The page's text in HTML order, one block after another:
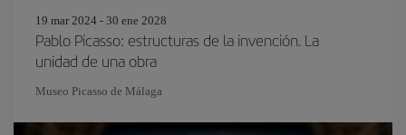
19 mar 2024 - 30 ene 2028
Pablo Picasso: estructuras de la invención. La
unidad de una obra
Museo Picasso de Málaga